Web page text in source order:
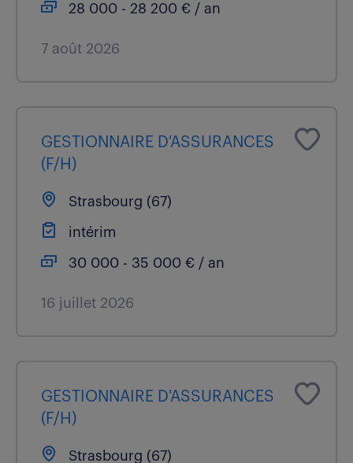
28 000 - 28 200 € / an
7 août 2026
GESTIONNAIRE D'ASSURANCES
(F/H)
Strasbourg (67)
intérim
30 000 - 35 000 € / an
16 juillet 2026
GESTIONNAIRE D'ASSURANCES
(F/H)
Strasbourg (67)